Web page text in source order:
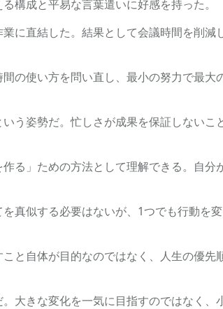
構成と平易な言葉遣いに好感を持った。
に直結した。結果として会議時間を削減
の使い方を問い直し、最小の努力で最
う姿勢だ。忙しさが成果を保証しないこ
る」ための方法として理解できる。自分
真似する必要はないが、1つでも行動を
と自体が目的なのではなく、人生の優先
大きな変化を一気に目指すのではなく